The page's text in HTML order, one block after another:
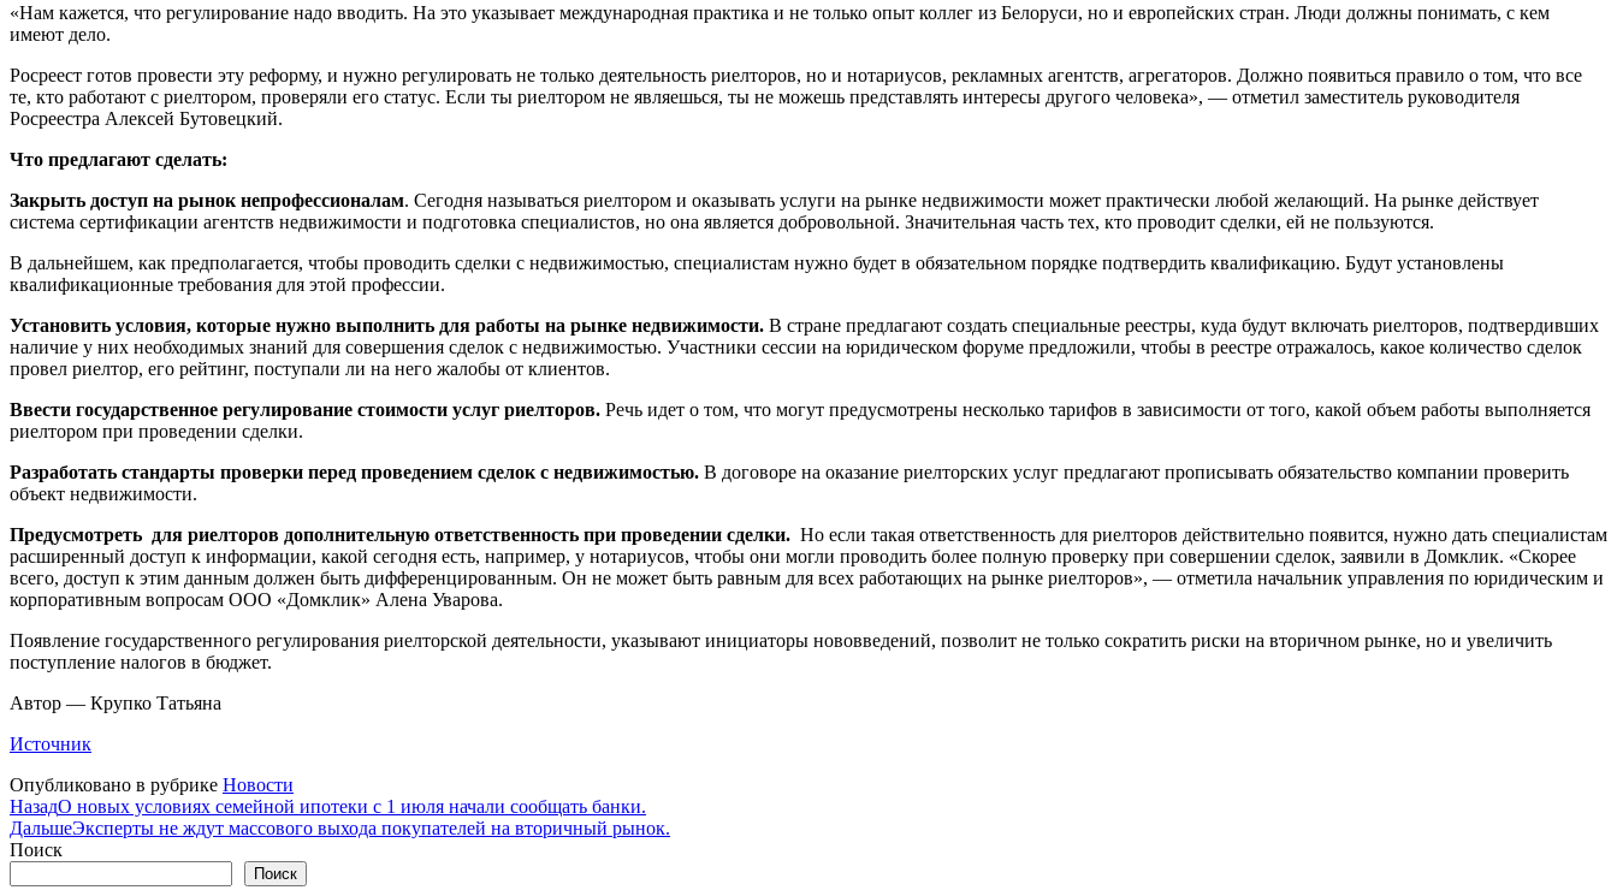
«Нам кажется, что регулирование надо вводить. На это указывает международная практика и не только опыт коллег из Белоруси, но и европейских стран. Люди должны понимать, с кем
имеют дело.
Росреест готов провести эту реформу, и нужно регулировать не только деятельность риелторов, но и нотариусов, рекламных агентств, агрегаторов. Должно появиться правило о том, что все
те, кто работают с риелтором, проверяли его статус. Если ты риелтором не являешься, ты не можешь представлять интересы другого человека», — отметил заместитель руководителя
Росреестра Алексей Бутовецкий.
Что предлагают сделать:
Закрыть доступ на рынок непрофессионалам. Сегодня называться риелтором и оказывать услуги на рынке недвижимости может практически любой желающий. На рынке действует
система сертификации агентств недвижимости и подготовка специалистов, но она является добровольной. Значительная часть тех, кто проводит сделки, ей не пользуются.
В дальнейшем, как предполагается, чтобы проводить сделки с недвижимостью, специалистам нужно будет в обязательном порядке подтвердить квалификацию. Будут установлены
квалификационные требования для этой профессии.
Установить условия, которые нужно выполнить для работы на рынке недвижимости. В стране предлагают создать специальные реестры, куда будут включать риелторов, подтвердивших
наличие у них необходимых знаний для совершения сделок с недвижимостью. Участники сессии на юридическом форуме предложили, чтобы в реестре отражалось, какое количество сделок
провел риелтор, его рейтинг, поступали ли на него жалобы от клиентов.
Ввести государственное регулирование стоимости услуг риелторов. Речь идет о том, что могут предусмотрены несколько тарифов в зависимости от того, какой объем работы выполняется
риелтором при проведении сделки.
Разработать стандарты проверки перед проведением сделок с недвижимостью. В договоре на оказание риелторских услуг предлагают прописывать обязательство компании проверить
объект недвижимости.
Предусмотреть для риелторов дополнительную ответственность при проведении сделки. Но если такая ответственность для риелторов действительно появится, нужно дать специалистам
расширенный доступ к информации, какой сегодня есть, например, у нотариусов, чтобы они могли проводить более полную проверку при совершении сделок, заявили в Домклик. «Скорее
всего, доступ к этим данным должен быть дифференцированным. Он не может быть равным для всех работающих на рынке риелторов», — отметила начальник управления по юридическим и
корпоративным вопросам ООО «Домклик» Алена Уварова.
Появление государственного регулирования риелторской деятельности, указывают инициаторы нововведений, позволит не только сократить риски на вторичном рынке, но и увеличить
поступление налогов в бюджет.
Автор — Крупко Татьяна
Источник
Опубликовано в рубрике Новости
НазадО новых условиях семейной ипотеки с 1 июля начали сообщать банки.
ДальшеЭксперты не ждут массового выхода покупателей на вторичный рынок.
Поиск
Поиск